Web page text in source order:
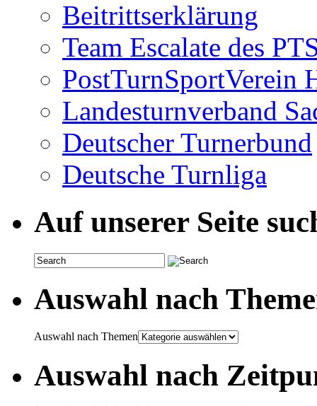
Beitrittserklärung
Team Escalate des
PostTurnSportVerein
Landesturnverband
Deutscher Turnerbund
Deutsche Turnliga
Auf unserer Seite
Auswahl nach
Auswahl nach Themen
Auswahl nach